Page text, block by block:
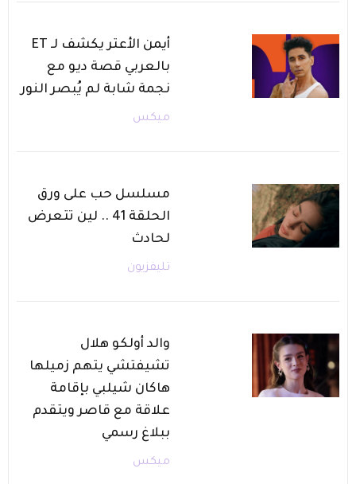
أيمن الأعتر يكشف لـ ET
بالعربي قصة ديو مع
نجمة شابة لم يُبصر النور
ميكس
مسلسل حب على ورق
الحلقة 41 .. لين تتعرض
لحادث
تليفزيون
والد أولكو هلال
تشيفتشي يتهم زميلها
هاكان شيلبي بإقامة
علاقة مع قاصر ويتقدم
ببلاغ رسمي
ميكس